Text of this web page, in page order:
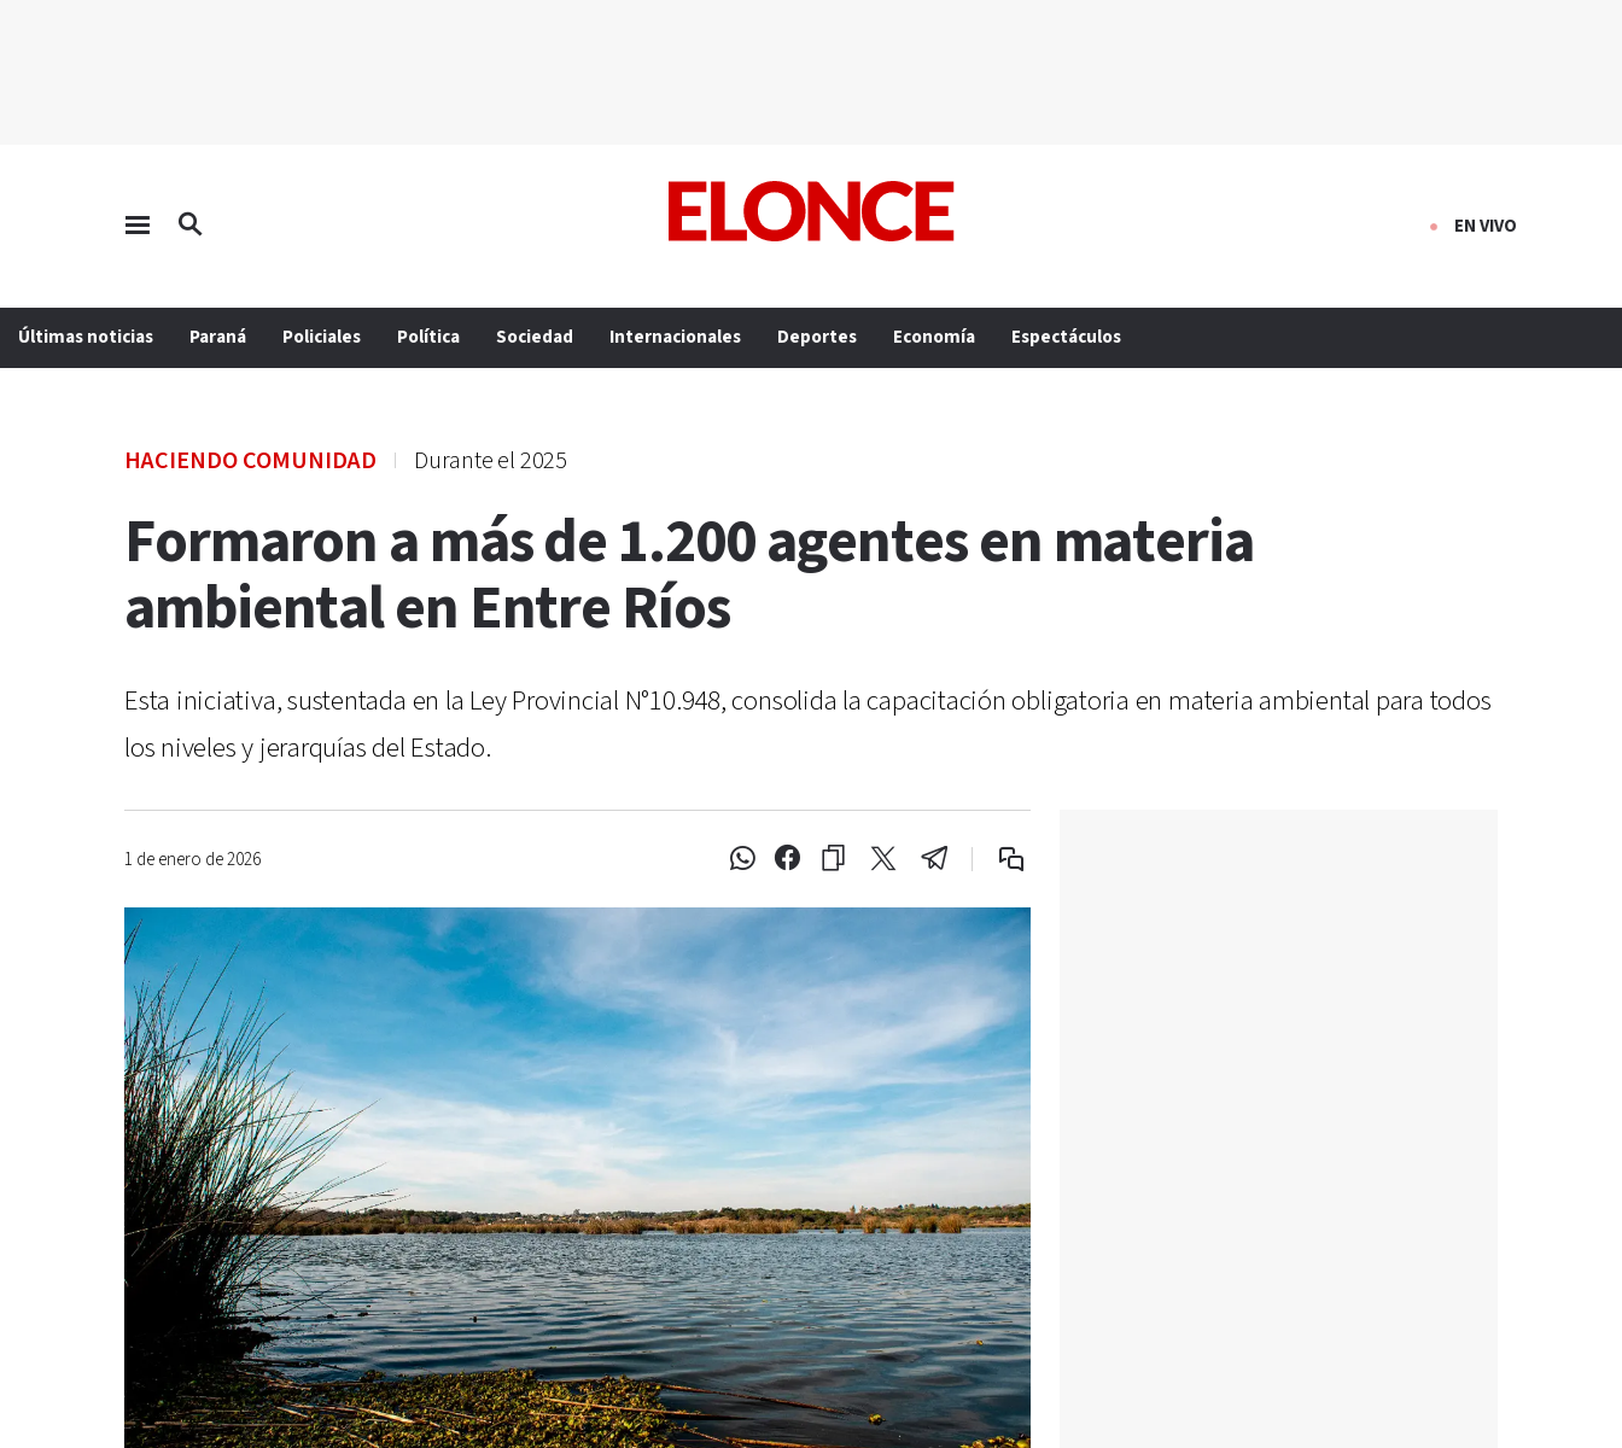
EN VIVO
Últimas noticias Paraná Policiales Política Sociedad Internacionales Deportes Economía Espectáculos
HACIENDO COMUNIDAD Durante el 2025
Formaron a más de 1.200 agentes en materia
ambiental en Entre Ríos
Esta iniciativa, sustentada en la Ley Provincial N°10.948, consolida la capacitación obligatoria en materia ambiental para todos
los niveles y jerarquías del Estado.
1 de enero de 2026